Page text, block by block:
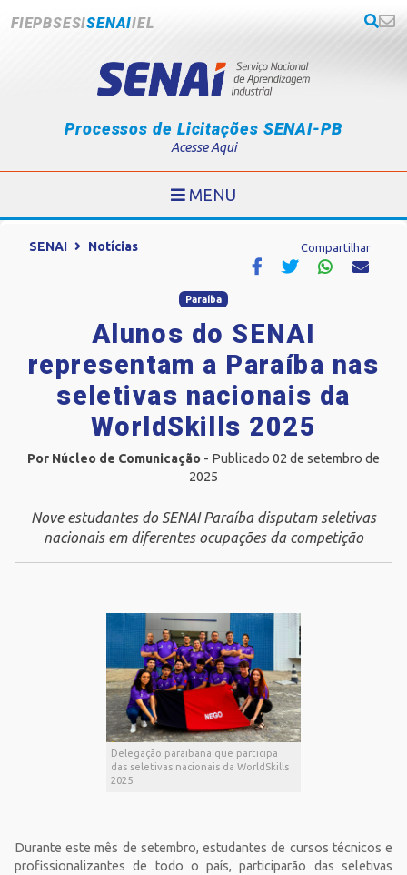
FIEPBSESISENAIIEL
Processos de Licitações SENAI-PB
Acesse Aqui
MENU
SENAI Notícias Compartilhar
Paraíba
Alunos do SENAI
representam a Paraíba nas
seletivas nacionais da
WorldSkills 2025
Por Núcleo de Comunicação - Publicado 02 de setembro de
2025
Nove estudantes do SENAI Paraíba disputam seletivas
nacionais em diferentes ocupações da competição
Delegação paraibana que participa
das seletivas nacionais da WorldSkills
2025
Durante este mês de setembro, estudantes de cursos técnicos e
profissionalizantes de todo o país, participarão das seletivas